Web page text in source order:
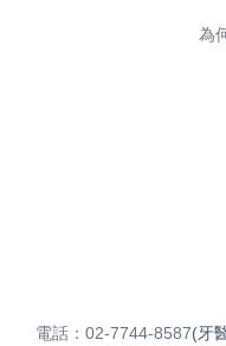
為
電話：02-7744-8587(牙